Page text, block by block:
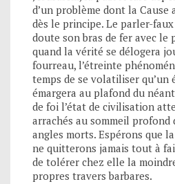
d’un problème dont la Cause
dès le principe. Le parler-
doute son bras de fer avec le
quand la vérité se délogera
fourreau, l’étreinte
temps de se volatiliser qu’un
émargera au plafond du
de foi l’état de civilisation
arrachés au sommeil profond
angles morts. Espérons que
ne quitterons jamais tout à
de tolérer chez elle la
propres travers barbares.